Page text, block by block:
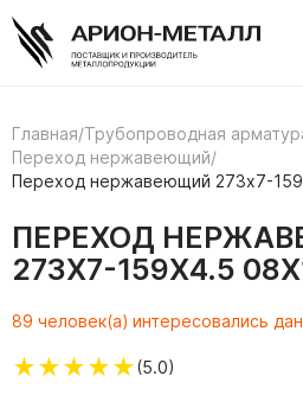
Главная/Трубопроводная
Переход нержавеющий/
Переход нержавеющий 273х7-
ПЕРЕХОД
273Х7-159Х4.5
89 человек(а) интересовались
★★★★★(5.0)